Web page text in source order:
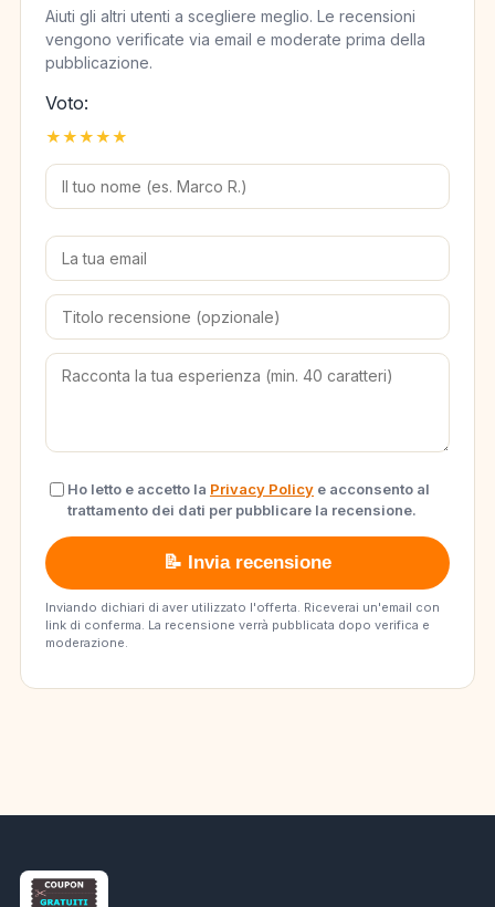
Aiuti gli altri utenti a scegliere meglio. Le recensioni
vengono verificate via email e moderate prima della
pubblicazione.
Voto:
★
★
★
★
★
Ho letto e accetto la Privacy Policy e acconsento al
trattamento dei dati per pubblicare la recensione.
📝 Invia recensione
Inviando dichiari di aver utilizzato l'offerta. Riceverai un'email con
link di conferma. La recensione verrà pubblicata dopo verifica e
moderazione.